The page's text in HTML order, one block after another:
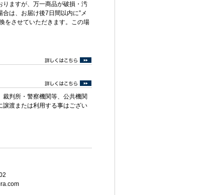
りますが、万一商品が破損・汚
は、お届け後7日間以内に”メ
をさせていただきます。この場
判所・警察機関等、公共機関
譲渡または利用する事はござい